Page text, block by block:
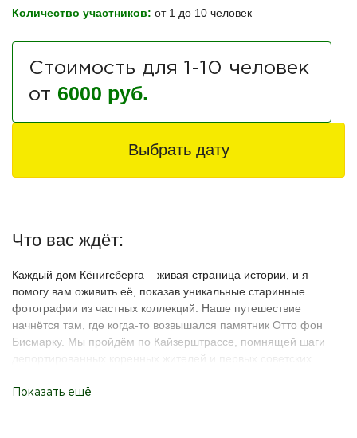
Количество участников: от 1 до 10 человек
Стоимость для 1-10 человек
от 6000 руб.
Выбрать дату
Что вас ждёт:
Каждый дом Кёнигсберга – живая страница истории, и я
помогу вам оживить её, показав уникальные старинные
фотографии из частных коллекций. Наше путешествие
начнётся там, где когда-то возвышался памятник Отто фон
Бисмарку. Мы пройдём по Кайзерштрассе, помнящей шаги
депортированных коренных жителей и первых советских
самая романтичная улица города, исторический вокзал, а
Показать ещё